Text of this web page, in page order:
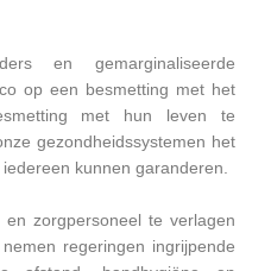
en gemarginaliseerde
op een besmetting met het
met hun leven te
gezondheidssystemen het
kunnen garanderen.
zorgpersoneel te verlagen
regeringen ingrijpende